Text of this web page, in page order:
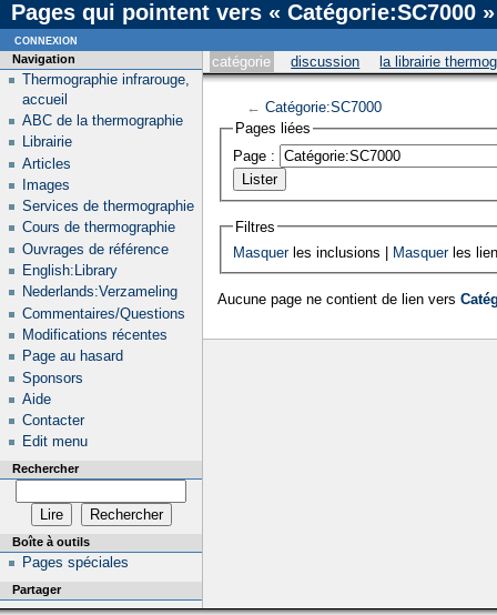
Pages qui pointent vers « Catégorie:SC7000 »
catégorie discussion la librairie
← Catégorie:SC7000
Pages liées
Page :
Filtres
Masquerles inclusions | Masquerles
Aucune page ne contient de lien vers
Navigation
Thermographie infrarouge,
accueil
ABC de la thermographie
Librairie
Articles
Images
Services de thermographie
Cours de thermographie
Ouvrages de référence
English:Library
Nederlands:Verzameling
Commentaires/Questions
Modifications récentes
Page au hasard
Sponsors
Aide
Contacter
Edit menu
Rechercher
Boîte à outils
Pages spéciales
Partager
connexion